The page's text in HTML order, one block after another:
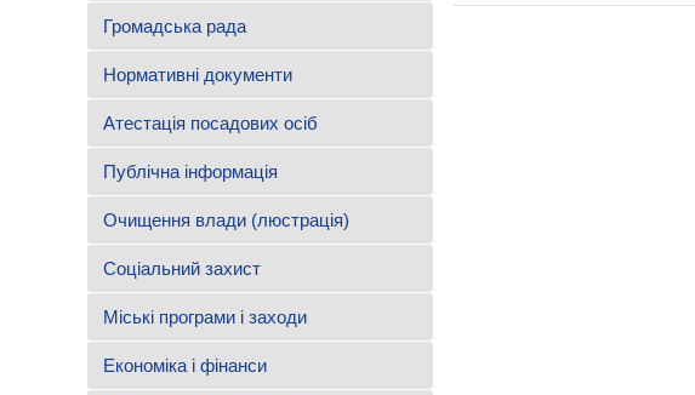
Громадська рада
Нормативні документи
Атестація посадових осіб
Публічна інформація
Очищення влади (люстрація)
Соціальний захист
Міські програми і заходи
Економіка і фінанси